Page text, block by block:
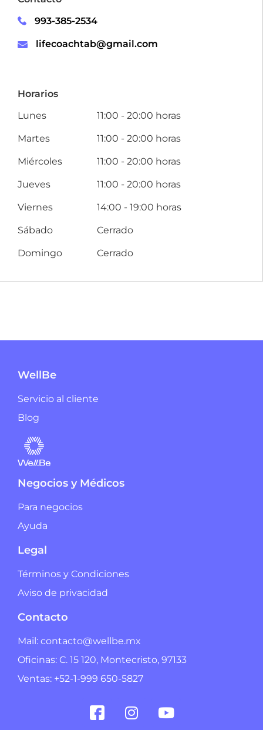
993-385-2534
lifecoachtab@gmail.com
Horarios
Lunes
11:00 - 20:00 horas
Martes 11:00 - 20:00 horas
Miércoles 11:00 - 20:00 horas
Jueves 11:00 - 20:00 horas
Viernes 14:00 - 19:00 horas
Sábado Cerrado
Domingo Cerrado
WellBe
Servicio al cliente
Blog
Negocios y Médicos
Para negocios
Ayuda
Legal
Términos y Condiciones
Aviso de privacidad
Contacto
Mail: contacto@wellbe.mx
Oficinas: C. 15 120, Montecristo, 97133
Ventas: +52-1-999 650-5827